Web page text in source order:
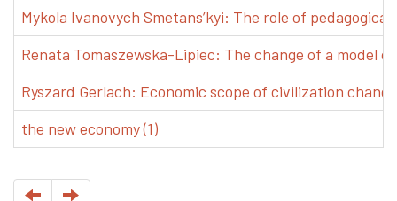
Mykola Ivanovych Smetans’kyi: The role of
Renata Tomaszewska-Lipiec: The change of a model
Ryszard Gerlach: Economic scope of civilization
the new economy (1)